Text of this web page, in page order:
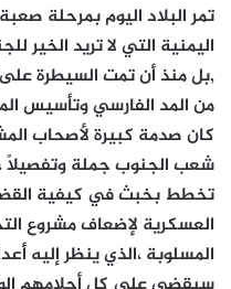
تمر البلاد اليوم بمرحلة
اليمنية التي لا تريد
,بل منذ أن تمت السيطرة على
من المد الفارسي وتأسيس
كان صدمة كبيرة لأصحاب
شعب الجنوب جملة وتفصيلاً
تخطط بخبث في كيفية
العسكرية لإضعاف مشروع
المسلوبة ،الذي ينظر إليه